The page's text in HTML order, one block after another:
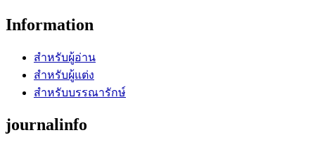
Information
สำหรับผู้อ่าน
สำหรับผู้แต่ง
สำหรับบรรณารักษ์
journalinfo